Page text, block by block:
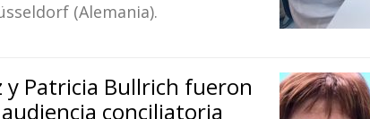
(Alemania).
y Patricia Bullrich fueron
conciliatoria